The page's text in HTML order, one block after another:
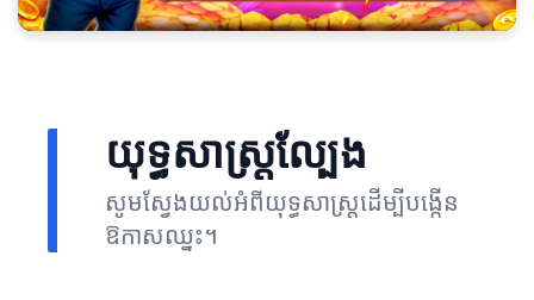
យុទ្ធសាស្ត្រល្បែង
សូមស្វែងយល់អំពីយុទ្ធសាស្ត្រដើម្បីបង្កើន
ឱកាសឈ្នះ។